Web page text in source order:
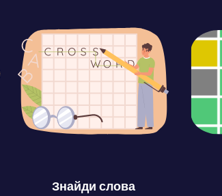
Знайди слова